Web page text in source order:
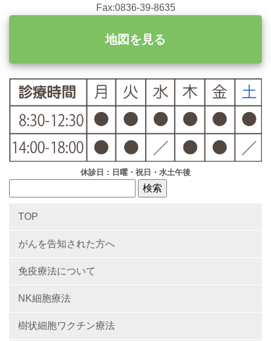
Fax:0836-39-8635
地図を見る
休診日：日曜・祝日・水土午後
TOP
がんを告知された方へ
免疫療法について
NK細胞療法
樹状細胞ワクチン療法